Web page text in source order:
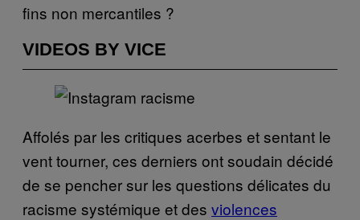
fins non mercantiles ?
VIDEOS BY VICE
Affolés par les critiques acerbes et sentant le
vent tourner, ces derniers ont soudain décidé
de se pencher sur les questions délicates du
racisme systémique et des violences